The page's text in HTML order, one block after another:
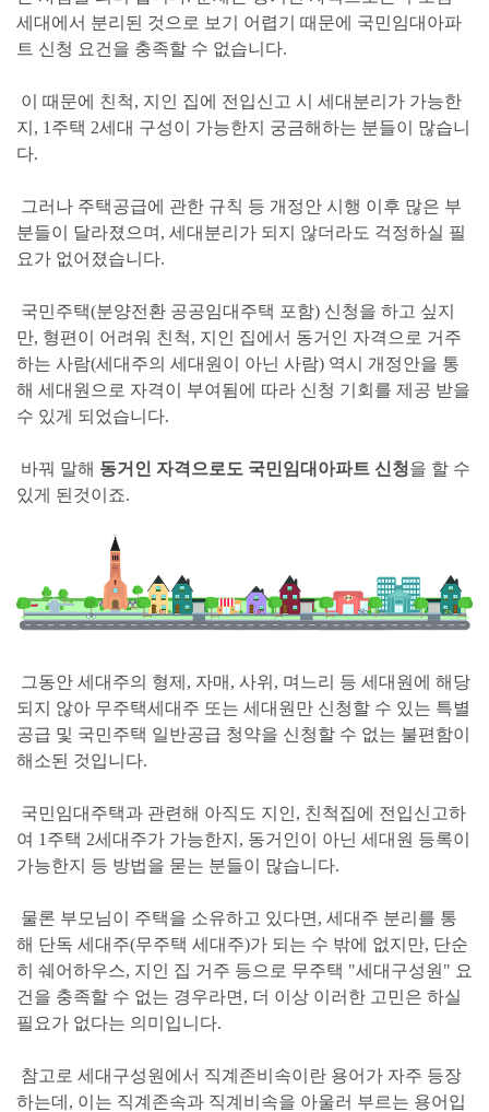
세대에서 분리된 것으로 보기 어렵기 때문에 국민임대아파
트 신청 요건을 충족할 수 없습니다.
이 때문에 친척, 지인 집에 전입신고 시 세대분리가 가능한
지, 1주택 2세대 구성이 가능한지 궁금해하는 분들이 많습니
다.
그러나 주택공급에 관한 규칙 등 개정안 시행 이후 많은 부
분들이 달라졌으며, 세대분리가 되지 않더라도 걱정하실 필
요가 없어졌습니다.
국민주택(분양전환 공공임대주택 포함) 신청을 하고 싶지
만, 형편이 어려워 친척, 지인 집에서 동거인 자격으로 거주
하는 사람(세대주의 세대원이 아닌 사람) 역시
개정안을 통
해 세대원으로 자격이 부여됨에 따라 신청 기회를 제공 받을
수 있게 되었습니다.
바꿔 말해 동거인 자격으로도 국민임대아파트 신청을 할 수
있게 된것이죠.
그동안 세대주의 형제, 자매, 사위, 며느리 등 세대원에 해당
되지 않아 무주택세대주 또는 세대원만 신청할 수 있는 특별
공급 및 국민주택 일반공급 청약을 신청할 수 없는 불편함이
해소된 것입니다.
국민임대주택과 관련해 아직도 지인, 친척집에 전입신고하
여 1주택 2세대주가 가능한지, 동거인이 아닌 세대원 등록이
가능한지 등 방법을 묻는 분들이 많습니다.
물론 부모님이 주택을 소유하고 있다면, 세대주 분리를 통
해 단독 세대주(무주택 세대주)가 되는 수 밖에 없지만, 단순
히 쉐어하우스, 지인 집 거주 등으로 무주택 "세대구성원" 요
건을 충족할 수 없는 경우라면, 더 이상 이러한 고민은 하실
필요가 없다는 의미입니다.
참고로 세대구성원에서 직계존비속이란 용어가 자주 등장
하는데, 이는 직계존속과 직계비속을 아울러 부르는 용어입